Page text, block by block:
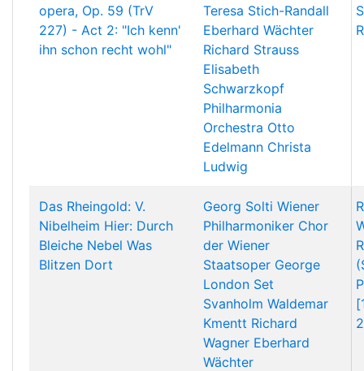
opera, Op. 59 (TrV
227) - Act 2: "Ich kenn'
ihn schon recht wohl"
Teresa Stich-Randall
Eberhard Wächter
Richard Strauss
Elisabeth
Schwarzkopf
Philharmonia
Orchestra Otto
Edelmann Christa
Ludwig
Das Rheingold: V.
Nibelheim Hier: Durch
Bleiche Nebel Was
Blitzen Dort
Georg Solti Wiener
Philharmoniker Chor
der Wiener
Staatsoper George
London Set
Svanholm Waldemar
Kmentt Richard
Wagner Eberhard
Wächter
2